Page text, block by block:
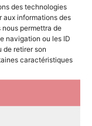
des technologies
informations des
permettra de
navigation ou les ID
de retirer son
caractéristiques
réfléchissant
noir